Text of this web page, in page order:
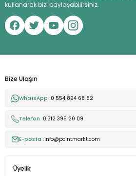
kullanarak bizi paylaşabilirsiniz.
Üyelik
Bize Ulaşın
WhatsApp :0 554 894 68 82
Telefon :0 312 395 20 09
E-posta :info@pointmarkt.com